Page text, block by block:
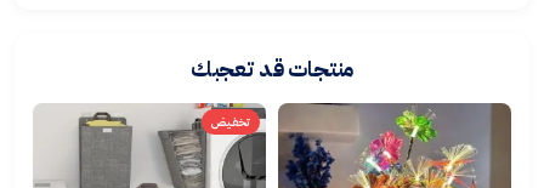
منتجات قد تعجبك
تخفيض